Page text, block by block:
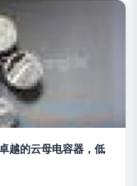
越的云母电容器，低